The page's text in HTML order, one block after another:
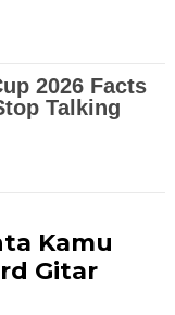
Kamu
Gitar